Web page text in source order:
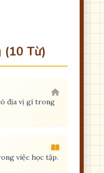
(10 Từ)
địa vị gì trong
việc học tập.